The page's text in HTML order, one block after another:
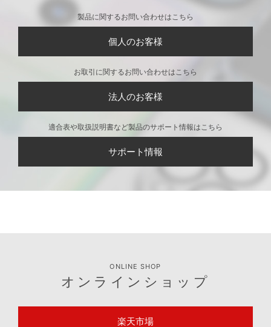
製品に関するお問い合わせはこちら
個人のお客様
お取引に関するお問い合わせはこちら
法人のお客様
適合表や取扱説明書など製品のサポート情報はこちら
サポート情報
ONLINE SHOP
オンラインショップ
楽天市場